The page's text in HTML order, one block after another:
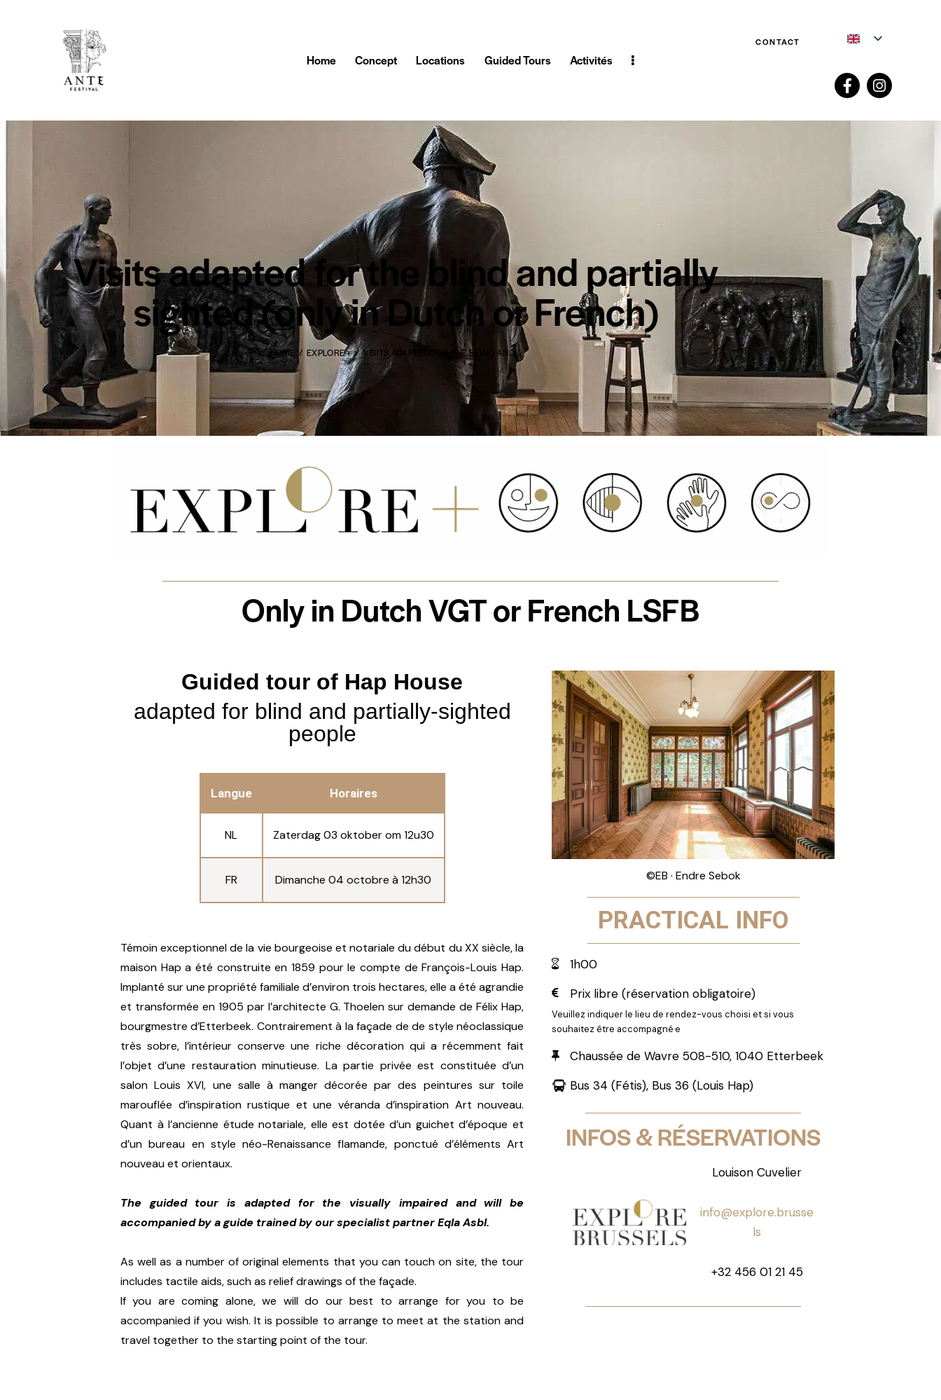
Home Concept Locations Guided Tours Activités
CONTACT
Visits adapted for the blind and partially
sighted (only in Dutch or French)
HOME EXPLORE + VISITS ADAPTED FOR THE BLIND AND...
Only in Dutch VGT or French LSFB
©EB · Endre Sebok
PRACTICAL INFO
1h00
Prix libre (réservation obligatoire)
Veuillez indiquer le lieu de rendez-vous choisi et si vous
souhaitez être accompagné·e
Chaussée de Wavre 508-510, 1040 Etterbeek
Bus 34 (Fétis), Bus 36 (Louis Hap)
INFOS & RÉSERVATIONS
Louison Cuvelier
info@explore.brusse
ls
+32 456 01 21 45
Guided tour of Hap House
adapted for blind and partially-sighted
people
Langue Horaires
NL Zaterdag 03 oktober om 12u30
FR Dimanche 04 octobre à 12h30
Témoin exceptionnel de la vie bourgeoise et notariale du début du XX siècle, la
maison Hap a été construite en 1859 pour le compte de François-Louis Hap.
Implanté sur une propriété familiale d’environ trois hectares, elle a été agrandie
et transformée en 1905 par l’architecte G. Thoelen sur demande de Félix Hap,
bourgmestre d’Etterbeek. Contrairement à la façade de de style néoclassique
très sobre, l’intérieur conserve une riche décoration qui a récemment fait
l’objet d’une restauration minutieuse. La partie privée est constituée d’un
salon Louis XVI, une salle à manger décorée par des peintures sur toile
marouflée d’inspiration rustique et une véranda d’inspiration Art nouveau.
Quant à l’ancienne étude notariale, elle est dotée d’un guichet d’époque et
d’un bureau en style néo-Renaissance flamande, ponctué d’éléments Art
nouveau et orientaux.
The guided tour is adapted for the visually impaired and will be
accompanied by a guide trained by our specialist partner Eqla Asbl.
As well as a number of original elements that you can touch on site, the tour
includes tactile aids, such as relief drawings of the façade.
If you are coming alone, we will do our best to arrange for you to be
accompanied if you wish. It is possible to arrange to meet at the station and
travel together to the starting point of the tour.